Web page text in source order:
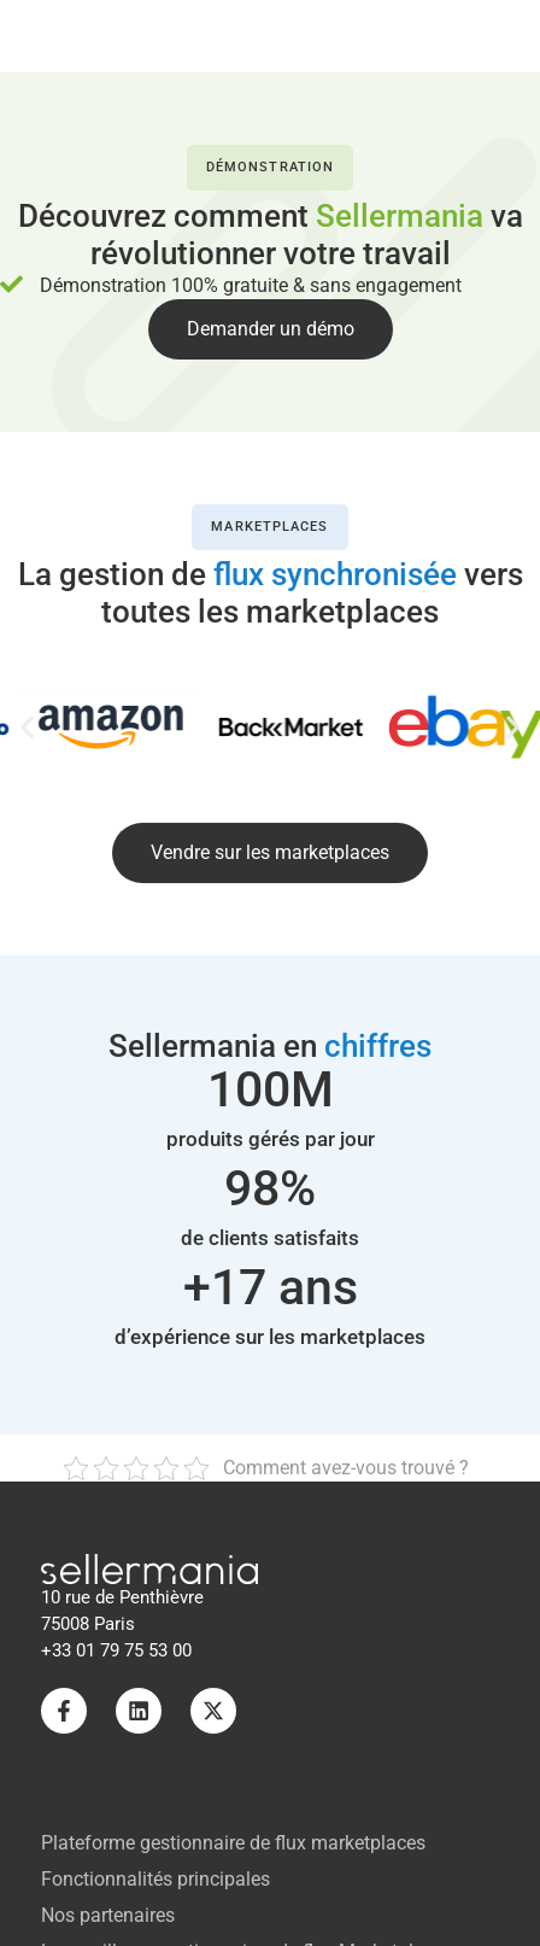
DÉMONSTRATION
Découvrez comment Sellermania va
révolutionner votre travail
Démonstration 100% gratuite & sans engagement
Demander un démo
MARKETPLACES
La gestion de flux synchroniséevers
toutes les marketplaces
Vendre sur les marketplaces
Sellermania en chiffres
produits gérés par jour
100M
de clients satisfaits
98%
d’expérience sur les marketplaces
+17 ans
Comment avez-vous trouvé ?
10 rue de Penthièvre
75008 Paris
+33 01 79 75 53 00
Plateforme gestionnaire de flux marketplaces
Fonctionnalités principales
Nos partenaires